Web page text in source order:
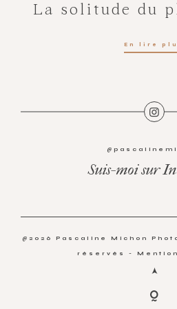
La solitude du
En lire
Suis-moi sur
@2026 Pascaline Michon
réservés -